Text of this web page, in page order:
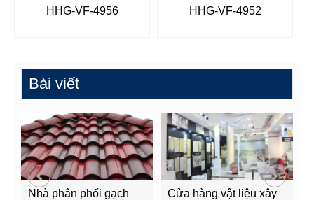
HHG-VF-4956 HHG-VF-4952
Bài viết
Nhà phân phối gạch
Cửa hàng vật liệu xây